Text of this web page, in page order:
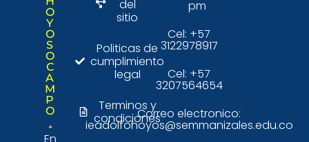
O
Y
O
S
O
C
A
M
P
O
En
del
sitio
Politicas de
cumplimiento
legal
Terminos y
condiciones
pm
Cel: +57
3122978917
Cel: +57
3207564654
Correo electronico:
ieadolfohoyos@semmanizales.edu.co